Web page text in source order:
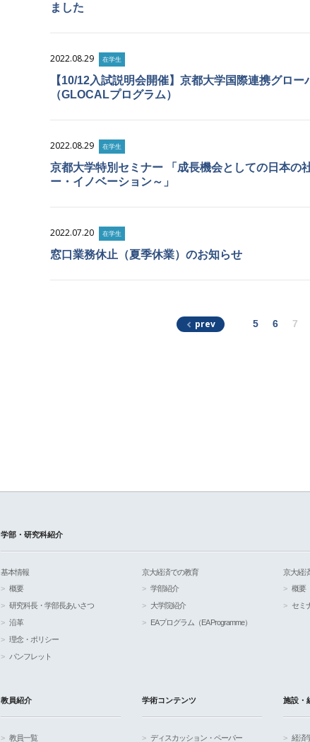
ました
2022.08.29 在学生
【10/12入試説明会開催】京都大学国際連携グロ
（GLOCALプログラム）
2022.08.29 在学生
京都大学特別セミナー 「成長機会としての日本の
ー・イノベーション～」
2022.07.20 在学生
窓口業務休止（夏季休業）のお知らせ
prev 5 6 7
学部・研究科紹介
基本情報
概要
研究科長・学部長あいさつ
沿革
理念・ポリシー
パンフレット
京大経済での教育
学部紹介
大学院紹介
EAプログラム（EA Programme）
京大経
概要
セミ
教員紹介
教員一覧
学術コンテンツ
ディスカッション・ペーパー
施設・
経済